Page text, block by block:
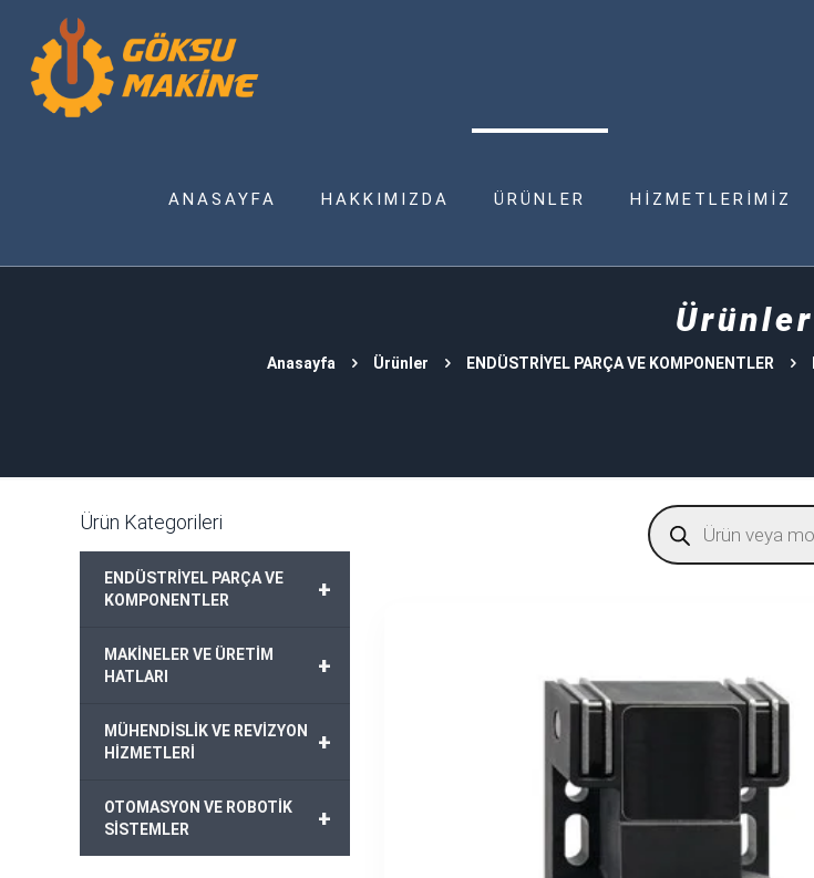
ANASAYFA HAKKIMIZDA ÜRÜNLER HİZMETLERİMİZ
Ürünler
Anasayfa Ürünler ENDÜSTRİYEL PARÇA VE KOMPONENTLER
Products
search
Ürün Kategorileri
+
ENDÜSTRİYEL PARÇA VE
KOMPONENTLER
+
MAKİNELER VE ÜRETİM
HATLARI
+
MÜHENDİSLİK VE REVİZYON
HİZMETLERİ
+
OTOMASYON VE ROBOTİK
SİSTEMLER